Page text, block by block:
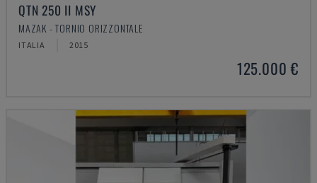
QTN 250 II MSY
MAZAK - TORNIO ORIZZONTALE
ITALIA 2015
125.000 €